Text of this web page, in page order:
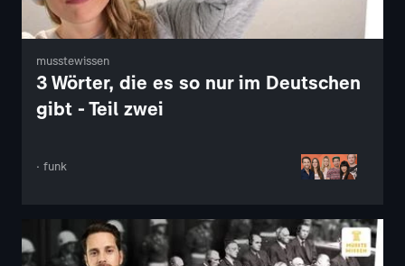
musstewissen
3 Wörter, die es so nur im Deutschen
gibt - Teil zwei
· funk